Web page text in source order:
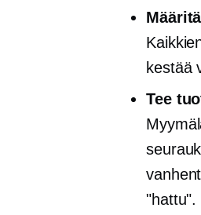
kestää
Tee
"hattu".